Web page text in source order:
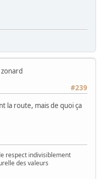
#239
la route, mais de quoi ça
respect indivisiblement
des valeurs